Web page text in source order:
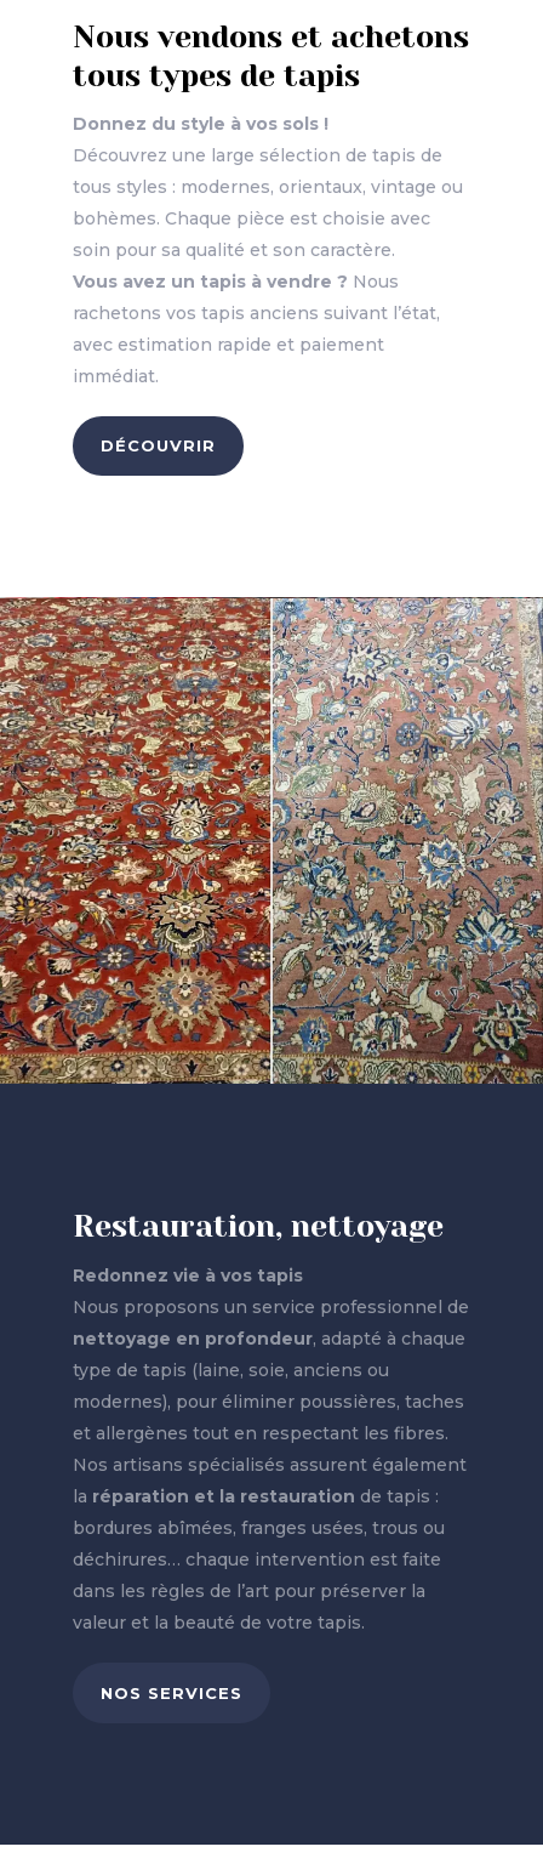
Nous vendons et achetons
tous types de tapis
Donnez du style à vos sols !
Découvrez une large sélection de tapis de
tous styles : modernes, orientaux, vintage ou
bohèmes. Chaque pièce est choisie avec
soin pour sa qualité et son caractère.
Vous avez un tapis à vendre ? Nous
rachetons vos tapis anciens suivant l’état,
avec estimation rapide et paiement
immédiat.
DÉCOUVRIR
Restauration, nettoyage
Redonnez vie à vos tapis
Nous proposons un service professionnel de
nettoyage en profondeur, adapté à chaque
type de tapis (laine, soie, anciens ou
modernes), pour éliminer poussières, taches
et allergènes tout en respectant les fibres.
Nos artisans spécialisés assurent également
la réparation et la restauration de tapis :
bordures abîmées, franges usées, trous ou
déchirures… chaque intervention est faite
dans les règles de l’art pour préserver la
valeur et la beauté de votre tapis.
NOS SERVICES